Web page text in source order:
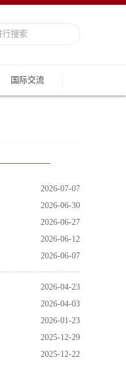
国际交流
2026-07-07
2026-06-30
2026-06-27
2026-06-12
2026-06-07
2026-04-23
2026-04-03
2026-01-23
2025-12-29
2025-12-22